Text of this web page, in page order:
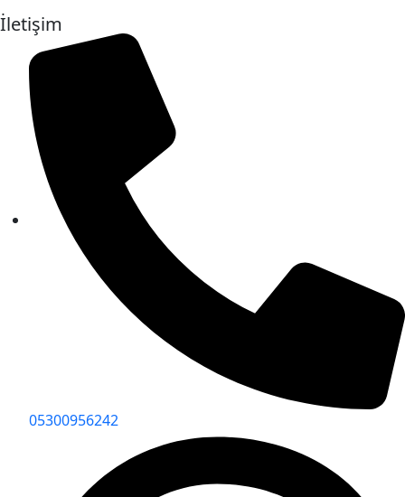
İletişim
05300956242